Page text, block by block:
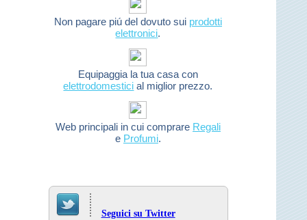
Non pagare piú del dovuto sui prodotti
elettronici.
Equipaggia la tua casa con
elettrodomestici al miglior prezzo.
Web principali in cui comprare Regali
e Profumi.
Seguici su Twitter